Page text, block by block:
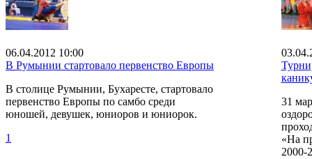
06.04.2012 10:00
В Румынии стартовало первенство Европы
В столице Румынии, Бухаресте, стартовало
первенство Европы по самбо среди
юношей, девушек, юниоров и юниорок.
1
31
«На
2000-